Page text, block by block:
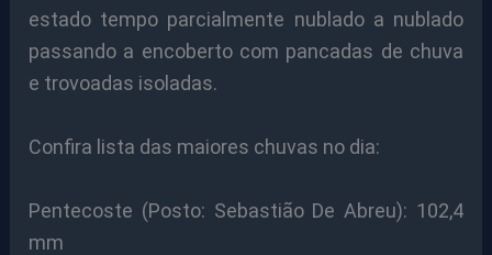
estado tempo parcialmente nublado a nublado
passando a encoberto com pancadas de chuva
e trovoadas isoladas.
Confira lista das maiores chuvas no dia:
Pentecoste (Posto: Sebastião De Abreu): 102,4
mm